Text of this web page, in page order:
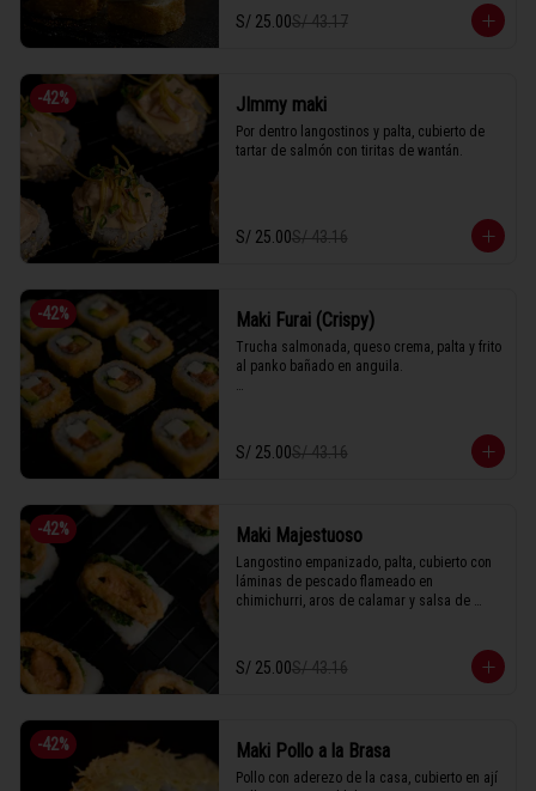
1 Tabla (10 unidades)
S/ 25.00S/ 43.17
-42% JImmy maki
Por dentro langostinos y palta, cubierto de
tartar de salmón con tiritas de wantán.
S/ 25.00S/ 43.16
-42% Maki Furai (Crispy)
Trucha salmonada, queso crema, palta y frito
al panko bañado en anguila.
1 Tabla (10 unidades)
S/ 25.00S/ 43.16
-42% Maki Majestuoso
Langostino empanizado, palta, cubierto con
láminas de pescado flameado en
chimichurri, aros de calamar y salsa de
S/ 25.00S/ 43.16
-42% Maki Pollo a la Brasa
Pollo con aderezo de la casa, cubierto en ají